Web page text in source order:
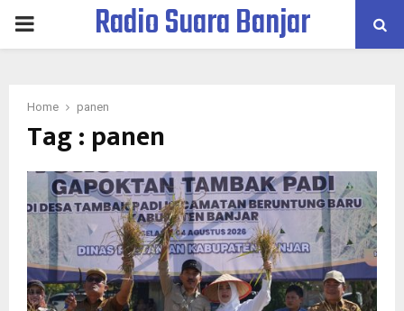
PRIMARYRadio Suara Banjar
Home panen
Tag : panen